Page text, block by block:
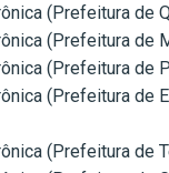
(Prefeitura de
(Prefeitura de
(Prefeitura de
(Prefeitura de
(Prefeitura de